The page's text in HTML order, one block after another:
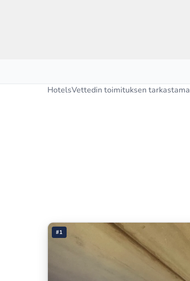
HotelsVettedin toimituksen tarkastama
#1